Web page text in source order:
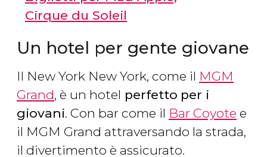
Cirque du Soleil
Un hotel per gente giovane
Il New York New York, come il MGM
Grand, è un hotel perfetto per i
giovani. Con bar come il Bar Coyote e
il MGM Grand attraversando la strada,
il divertimento è assicurato.